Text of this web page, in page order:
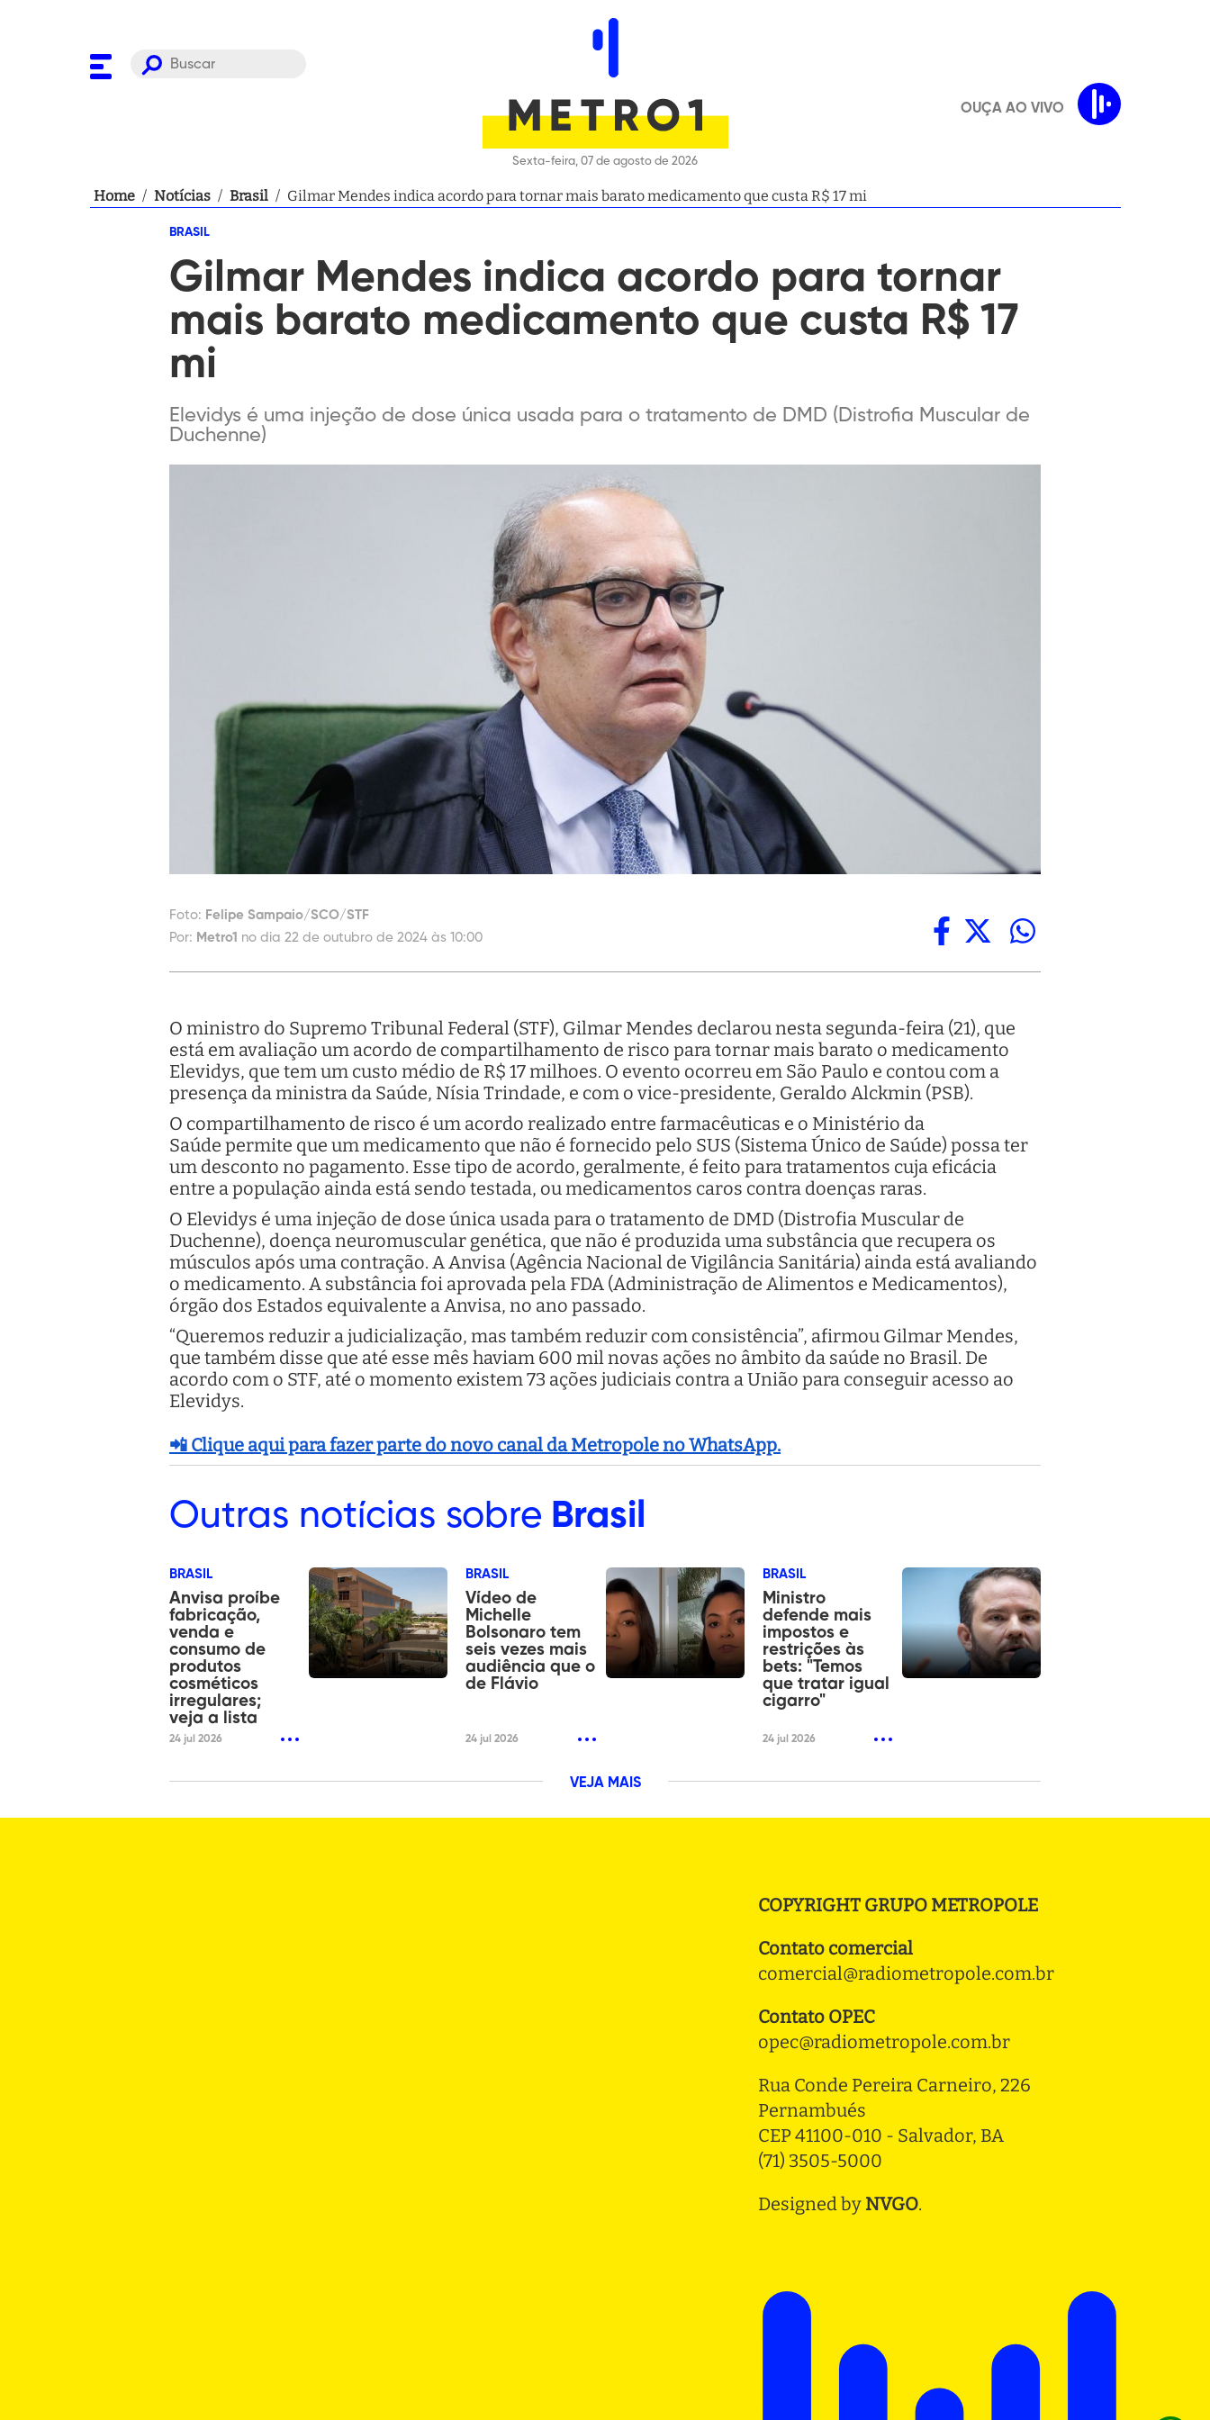
Sexta-feira, 07 de agosto de 2026
OUÇA AO VIVO
Home / Notícias / Brasil / Gilmar Mendes indica acordo para tornar mais barato medicamento que custa R$ 17 mi
BRASIL
Gilmar Mendes indica acordo para tornar
mais barato medicamento que custa R$ 17
mi
Elevidys é uma injeção de dose única usada para o tratamento de DMD (Distrofia Muscular de
Duchenne)
Foto: Felipe Sampaio/SCO/STF
Por: Metro1 no dia 22 de outubro de 2024 às 10:00
O ministro do Supremo Tribunal Federal (STF), Gilmar Mendes declarou nesta segunda-feira (21), que
está em avaliação um acordo de compartilhamento de risco para tornar mais barato o medicamento
Elevidys, que tem um custo médio de R$ 17 milhoes. O evento ocorreu em São Paulo e contou com a
presença da ministra da Saúde, Nísia Trindade, e com o vice-presidente, Geraldo Alckmin (PSB).
O compartilhamento de risco é um acordo realizado entre farmacêuticas e o Ministério da
Saúde permite que um medicamento que não é fornecido pelo SUS (Sistema Único de Saúde) possa ter
um desconto no pagamento. Esse tipo de acordo, geralmente, é feito para tratamentos cuja eficácia
entre a população ainda está sendo testada, ou medicamentos caros contra doenças raras.
O Elevidys é uma injeção de dose única usada para o tratamento de DMD (Distrofia Muscular de
Duchenne), doença neuromuscular genética, que não é produzida uma substância que recupera os
músculos após uma contração. A Anvisa (Agência Nacional de Vigilância Sanitária) ainda está avaliando
o medicamento. A substância foi aprovada pela FDA (Administração de Alimentos e Medicamentos),
órgão dos Estados equivalente a Anvisa, no ano passado.
“Queremos reduzir a judicialização, mas também reduzir com consistência”, afirmou Gilmar Mendes,
que também disse que até esse mês haviam 600 mil novas ações no âmbito da saúde no Brasil. De
acordo com o STF, até o momento existem 73 ações judiciais contra a União para conseguir acesso ao
Elevidys.
📲 Clique aqui para fazer parte do novo canal da Metropole no WhatsApp.
Outras notícias sobre Brasil
BRASIL
Anvisa proíbe
fabricação,
venda e
consumo de
produtos
cosméticos
irregulares;
veja a lista
24 jul 2026
BRASIL
Vídeo de
Michelle
Bolsonaro tem
seis vezes mais
audiência que o
de Flávio
24 jul 2026
BRASIL
Ministro
defende mais
impostos e
restrições às
bets: "Temos
que tratar igual
cigarro"
24 jul 2026
VEJA MAIS
COPYRIGHT GRUPO METROPOLE
Contato comercial
comercial@radiometropole.com.br
Contato OPEC
opec@radiometropole.com.br
Rua Conde Pereira Carneiro, 226
Pernambués
CEP 41100-010 - Salvador, BA
(71) 3505-5000
Designed by NVGO.